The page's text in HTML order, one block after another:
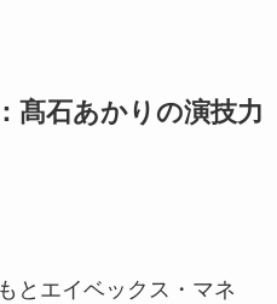
髙石あかりの演技力
とエイベックス・マネ